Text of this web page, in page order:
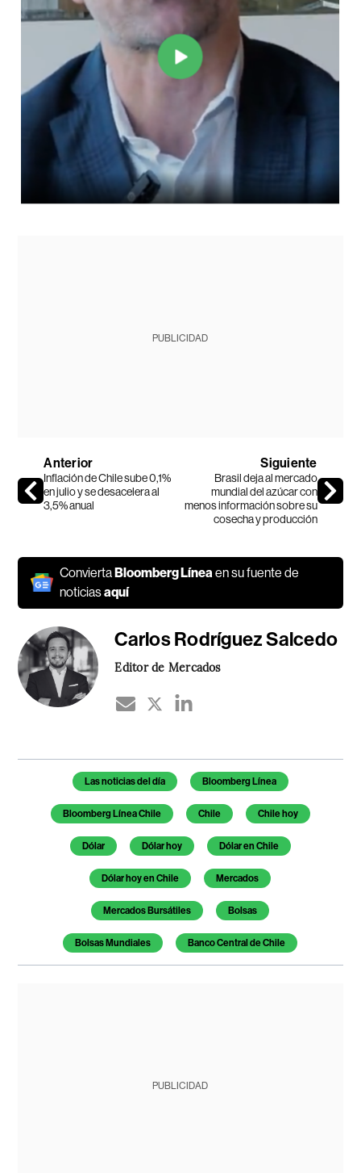
PUBLICIDAD
Anterior
Inflación de Chile sube 0,1%
en julio y se desacelera al
3,5% anual
Siguiente
Brasil deja al mercado
mundial del azúcar con
menos información sobre su
cosecha y producción
ConviertaBloomberg Líneaen su fuente de
noticiasaquí
Carlos Rodríguez Salcedo
Editor de Mercados
Temas de este artículo
Las noticias del día Bloomberg Línea
Bloomberg Línea Chile Chile Chile hoy
Dólar Dólar hoy Dólar en Chile
Dólar hoy en Chile Mercados
Mercados Bursátiles Bolsas
Bolsas Mundiales Banco Central de Chile
PUBLICIDAD